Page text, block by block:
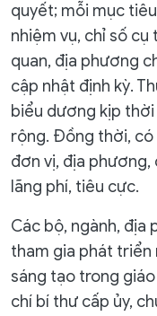
quyết; mỗi mục
nhiệm vụ, chỉ số
quan, địa phương
cập nhật định kỳ.
biểu dương kịp
rộng. Đồng thời, có
đơn vị, địa phương,
lãng phí, tiêu cực.
Các bộ, ngành, địa
tham gia phát triển
sáng tạo trong
chí bí thư cấp ủy,